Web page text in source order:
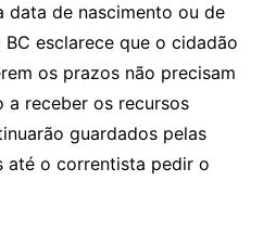
data de nascimento ou de
esclarece que o cidadão
os prazos não precisam
a receber os recursos
guardados pelas
até o correntista pedir o